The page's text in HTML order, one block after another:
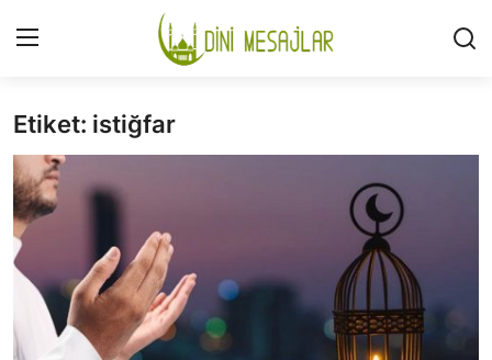
Giriş
İLETİŞİM
GÜNDEM
HAKKIMIZDA
DESTEKLİYORUM
Etiket: istiğfar